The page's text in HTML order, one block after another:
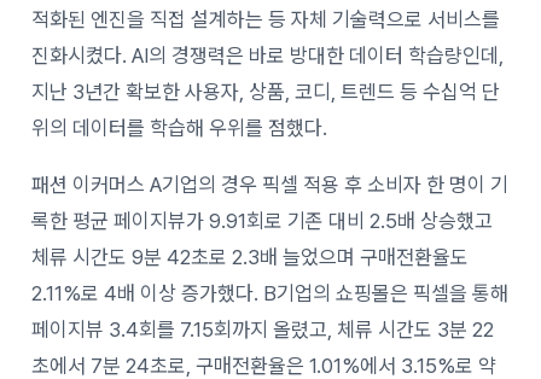
적화된 엔진을 직접 설계하는 등 자체 기술력으로 서비스를
진화시켰다. AI의 경쟁력은 바로 방대한 데이터 학습량인데,
지난 3년간 확보한 사용자, 상품, 코디, 트렌드 등 수십억 단
위의 데이터를 학습해 우위를 점했다.
패션 이커머스 A기업의 경우 픽셀 적용 후 소비자 한 명이 기
록한 평균 페이지뷰가 9.91회로 기존 대비 2.5배 상승했고
체류 시간도 9분 42초로 2.3배 늘었으며 구매전환율도
2.11%로 4배 이상 증가했다. B기업의 쇼핑몰은 픽셀을 통해
페이지뷰 3.4회를 7.15회까지 올렸고, 체류 시간도 3분 22
초에서 7분 24초로, 구매전환율은 1.01%에서 3.15%로 약